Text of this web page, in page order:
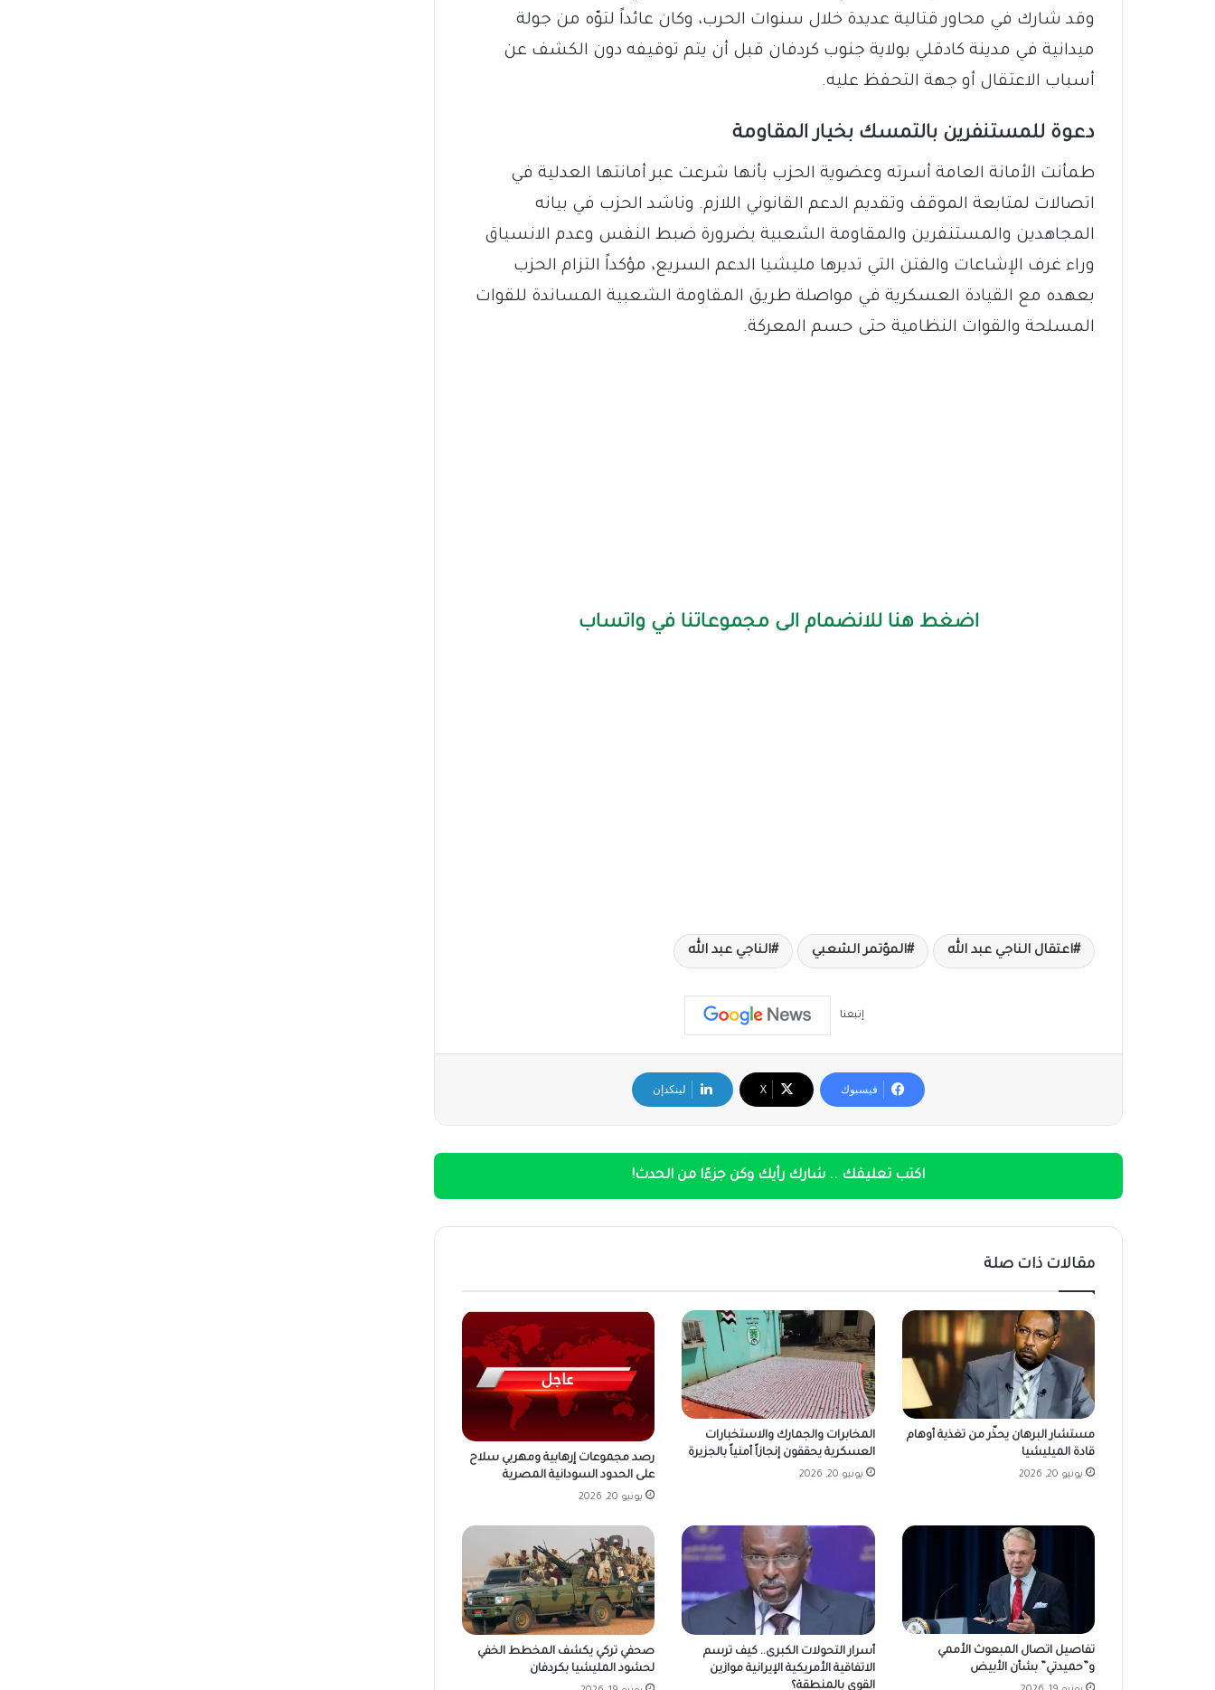
وقد شارك في محاور قتالية عديدة خلال سنوات الحرب، وكان عائداً لتوّه من جولة
ميدانية في مدينة كادقلي بولاية جنوب كردفان قبل أن يتم توقيفه دون الكشف عن
أسباب الاعتقال أو جهة التحفظ عليه.
دعوة للمستنفرين بالتمسك بخيار المقاومة
طمأنت الأمانة العامة أسرته وعضوية الحزب بأنها شرعت عبر أمانتها العدلية في
اتصالات لمتابعة الموقف وتقديم الدعم القانوني اللازم. وناشد الحزب في بيانه
المجاهدين والمستنفرين والمقاومة الشعبية بضرورة ضبط النفس وعدم الانسياق
وراء غرف الإشاعات والفتن التي تديرها مليشيا الدعم السريع، مؤكداً التزام الحزب
بعهده مع القيادة العسكرية في مواصلة طريق المقاومة الشعبية المساندة للقوات
المسلحة والقوات النظامية حتى حسم المعركة.
اضغط هنا للانضمام الى مجموعاتنا في واتساب
اعتقال الناجي عبد الله المؤتمر الشعبي الناجي عبد الله
إتبعنا
فيسبوك ‫X لينكدإن
اكتب تعليقك .. شارك رأيك وكن جزءًا من الحدث!
مقالات ذات صلة
مستشار البرهان يحذّر من تغذية أوهام
قادة الميليشيا
يونيو 20, 2026
المخابرات والجمارك والاستخبارات
العسكرية يحققون إنجازاً أمنياً بالجزيرة
يونيو 20, 2026
رصد مجموعات إرهابية ومهربي سلاح
على الحدود السودانية المصرية
يونيو 20, 2026
تفاصيل اتصال المبعوث الأممي
و”حميدتي” بشأن الأبيض
أسرار التحولات الكبرى.. كيف ترسم
الاتفاقية الأمريكية الإيرانية موازين
القوى بالمنطقة؟
صحفي تركي يكشف المخطط الخفي
لحشود المليشيا بكردفان